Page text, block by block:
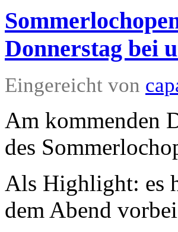
Donnerstag bei
Eingereicht von
Am kommenden
des
Als Highlight: es
dem Abend